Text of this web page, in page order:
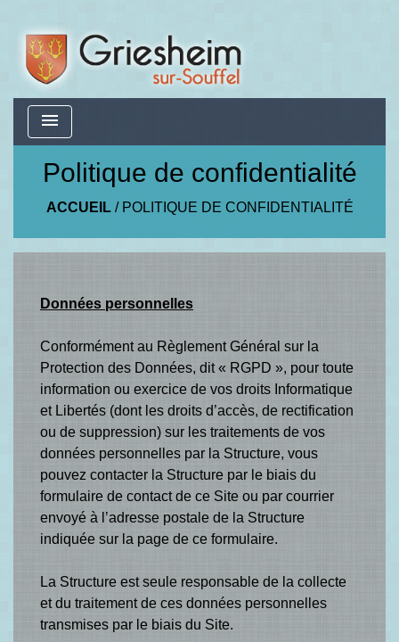
menu
Politique de confidentialité
ACCUEIL/ POLITIQUE DE CONFIDENTIALITÉ
Données personnelles
Conformément au Règlement Général sur la
Protection des Données, dit « RGPD », pour toute
information ou exercice de vos droits Informatique
et Libertés (dont les droits d’accès, de rectification
ou de suppression) sur les traitements de vos
données personnelles par la Structure, vous
pouvez contacter la Structure par le biais du
formulaire de contact de ce Site ou par courrier
envoyé à l’adresse postale de la Structure
indiquée sur la page de ce formulaire.
La Structure est seule responsable de la collecte
et du traitement de ces données personnelles
transmises par le biais du Site.